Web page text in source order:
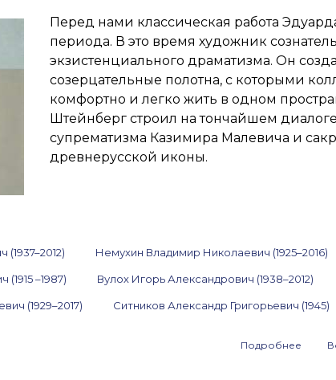
Перед нами классическая работа
периода. В это время художник
экзистенциального драматизма. Он
созерцательные полотна, с которыми
комфортно и легко жить в одном
Штейнберг строил на тончайшем
супрематизма Казимира Малевича и
древнерусской иконы.
Немухин Владимир Николаевич (1925–2016)
–1987) Вулох Игорь Александрович (1938–2012)
(1929–2017) Ситников Александр Григорьевич (1945)
Подробнее